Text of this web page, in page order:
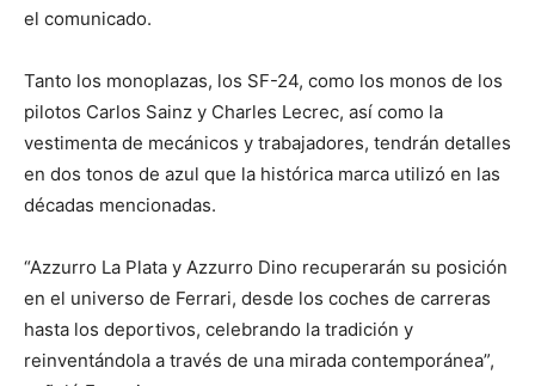
el comunicado.
Tanto los monoplazas, los SF-24, como los monos de los
pilotos Carlos Sainz y Charles Lecrec, así como la
vestimenta de mecánicos y trabajadores, tendrán detalles
en dos tonos de azul que la histórica marca utilizó en las
décadas mencionadas.
“Azzurro La Plata y Azzurro Dino recuperarán su posición
en el universo de Ferrari, desde los coches de carreras
hasta los deportivos, celebrando la tradición y
reinventándola a través de una mirada contemporánea”,